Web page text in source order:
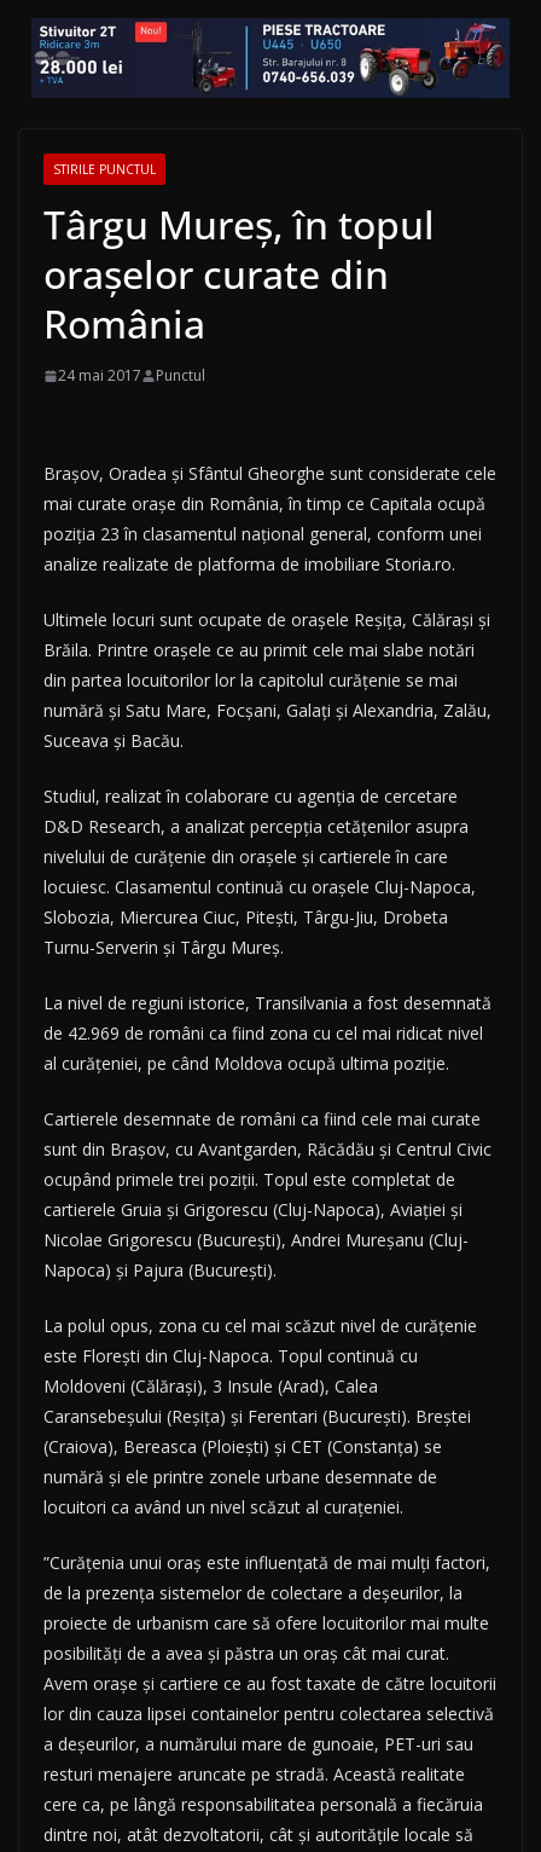
STIRILE PUNCTUL
Târgu Mureș, în topul
orașelor curate din
România
24 mai 2017 Punctul
Braşov, Oradea şi Sfântul Gheorghe sunt considerate cele
mai curate oraşe din România, în timp ce Capitala ocupă
poziţia 23 în clasamentul naţional general, conform unei
analize realizate de platforma de imobiliare Storia.ro.
Ultimele locuri sunt ocupate de oraşele Reşiţa, Călăraşi şi
Brăila. Printre oraşele ce au primit cele mai slabe notări
din partea locuitorilor lor la capitolul curăţenie se mai
numără şi Satu Mare, Focşani, Galaţi şi Alexandria, Zalău,
Suceava şi Bacău.
Studiul, realizat în colaborare cu agenţia de cercetare
D&D Research, a analizat percepţia cetăţenilor asupra
nivelului de curăţenie din oraşele şi cartierele în care
locuiesc. Clasamentul continuă cu oraşele Cluj-Napoca,
Slobozia, Miercurea Ciuc, Piteşti, Târgu-Jiu, Drobeta
Turnu-Serverin şi Târgu Mureş.
La nivel de regiuni istorice, Transilvania a fost desemnată
de 42.969 de români ca fiind zona cu cel mai ridicat nivel
al curăţeniei, pe când Moldova ocupă ultima poziţie.
Cartierele desemnate de români ca fiind cele mai curate
sunt din Braşov, cu Avantgarden, Răcădău şi Centrul Civic
ocupând primele trei poziţii. Topul este completat de
cartierele Gruia şi Grigorescu (Cluj-Napoca), Aviaţiei şi
Nicolae Grigorescu (Bucureşti), Andrei Mureşanu (Cluj-
Napoca) şi Pajura (Bucureşti).
La polul opus, zona cu cel mai scăzut nivel de curăţenie
este Floreşti din Cluj-Napoca. Topul continuă cu
Moldoveni (Călăraşi), 3 Insule (Arad), Calea
Caransebeşului (Reşiţa) şi Ferentari (Bucureşti). Breştei
(Craiova), Bereasca (Ploieşti) şi CET (Constanţa) se
numără şi ele printre zonele urbane desemnate de
locuitori ca având un nivel scăzut al curaţeniei.
”Curăţenia unui oraş este influenţată de mai mulţi factori,
de la prezenţa sistemelor de colectare a deşeurilor, la
proiecte de urbanism care să ofere locuitorilor mai multe
posibilităţi de a avea şi păstra un oraş cât mai curat.
Avem oraşe şi cartiere ce au fost taxate de către locuitorii
lor din cauza lipsei containelor pentru colectarea selectivă
a deşeurilor, a numărului mare de gunoaie, PET-uri sau
resturi menajere aruncate pe stradă. Această realitate
cere ca, pe lângă responsabilitatea personală a fiecăruia
dintre noi, atât dezvoltatorii, cât şi autorităţile locale să